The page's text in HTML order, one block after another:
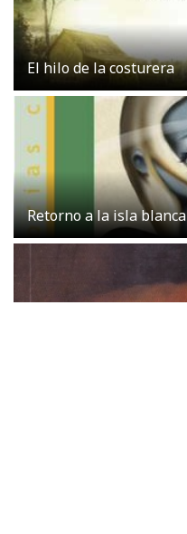
El hilo de la costurera
Retorno a la isla blanca